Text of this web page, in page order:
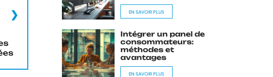
EN SAVOIR PLUS
Intégrer un panel de
consommateurs:
méthodes et
avantages
EN SAVOIR PLUS